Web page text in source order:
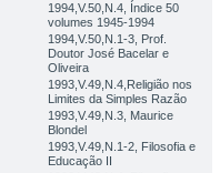
1994,V.50,N.4, Índice 50
volumes 1945-1994
1994,V.50,N.1-3, Prof.
Doutor José Bacelar e
Oliveira
1993,V.49,N.4,Religião nos
Limites da Simples Razão
1993,V.49,N.3, Maurice
Blondel
1993,V.49,N.1-2, Filosofia e
Educação II